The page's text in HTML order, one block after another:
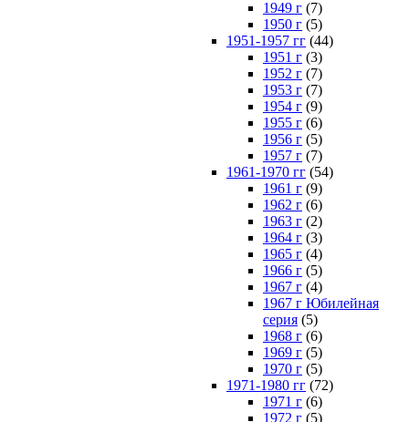
1949 г (7)
1950 г (5)
1951-1957 гг (44)
1951 г (3)
1952 г (7)
1953 г (7)
1954 г (9)
1955 г (6)
1956 г (5)
1957 г (7)
1961-1970 гг (54)
1961 г (9)
1962 г (6)
1963 г (2)
1964 г (3)
1965 г (4)
1966 г (5)
1967 г (4)
1967 г Юбилейная
серия (5)
1968 г (6)
1969 г (5)
1970 г (5)
1971-1980 гг (72)
1971 г (6)
1972 г (5)